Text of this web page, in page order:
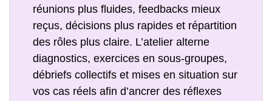
réunions plus fluides, feedbacks mieux
reçus, décisions plus rapides et répartition
des rôles plus claire. L’atelier alterne
diagnostics, exercices en sous-groupes,
débriefs collectifs et mises en situation sur
vos cas réels afin d’ancrer des réflexes